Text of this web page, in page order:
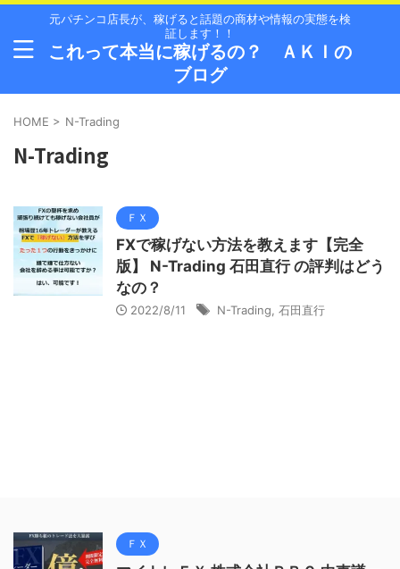
元パチンコ店長が、稼げると話題の商材や情報の実態を検
証します！！
これって本当に稼げるの？ ＡＫＩの
ブログ
HOME > N-Trading
N-Trading
ＦＸ
FXで稼げない方法を教えます【完全
版】 N-Trading 石田直行 の評判はどう
なの？
2022/8/11 N-Trading 石田直行
ＦＸ